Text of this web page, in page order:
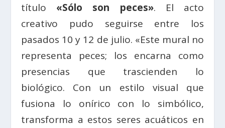
título «Sólo son peces». El acto
creativo pudo seguirse entre los
pasados 10 y 12 de julio. «Este mural no
representa peces; los encarna como
presencias que trascienden lo
biológico. Con un estilo visual que
fusiona lo onírico con lo simbólico,
transforma a estos seres acuáticos en